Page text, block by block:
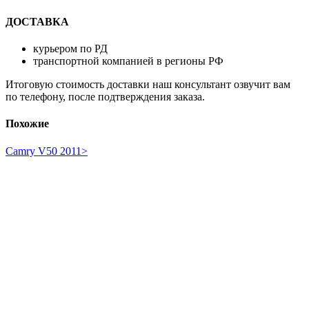
ДОСТАВКА
курьером по РД
транспортной компанией в регионы РФ
Итоговую стоимость доставки наш консультант озвучит вам
по телефону, после подтверждения заказа.
Похожие
Camry V50 2011>